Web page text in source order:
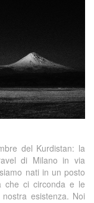
del Kurdistan: la
di Milano in via
nati in un posto
che ci circonda e le
esistenza. Noi